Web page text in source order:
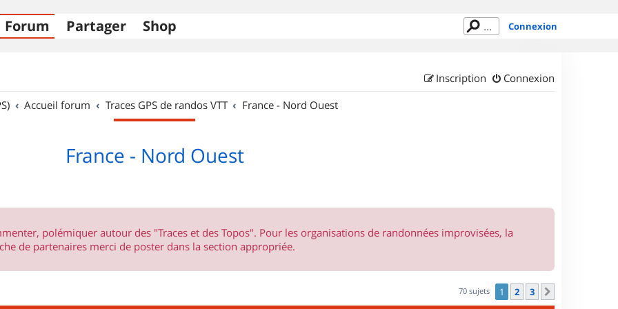
Forum Partager Shop Connexion
Connexion
Inscription
Accueil forum Traces GPS de randos VTT France - Nord Ouest
France - Nord Ouest
polémiquer autour des "Traces et des Topos". Pour les organisations de randonnées improvisées, la
de partenaires merci de poster dans la section appropriée.
70 sujets 1 2 3